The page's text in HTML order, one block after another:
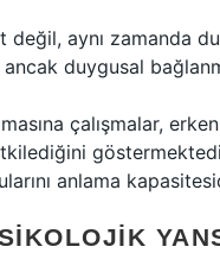
aynı zamanda
duygusal
çalışmalar,
anlama